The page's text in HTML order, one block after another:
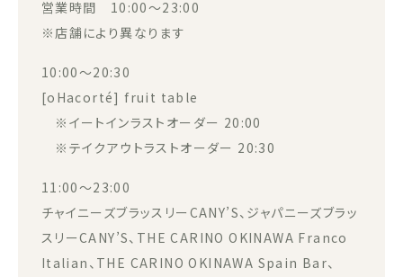
営業時間 10:00～23:00
※店舗により異なります
10:00～20:30
[oHacorté] fruit table
※イートインラストオーダー 20:00
※テイクアウトラストオーダー 20:30
11:00～23:00
チャイニーズブラッスリーCANY’S、ジャパニーズブラッ
スリーCANY’S、THE CARINO OKINAWA Franco
Italian、THE CARINO OKINAWA Spain Bar、